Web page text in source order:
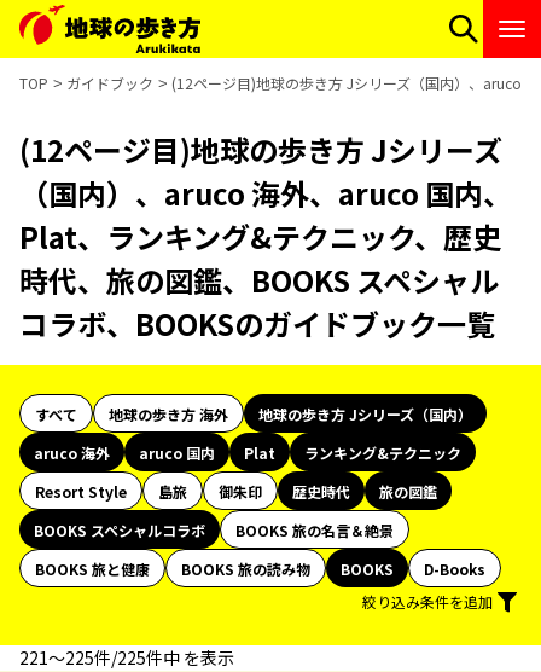
TOP ガイドブック (12ページ目)地球の歩き方 Jシリーズ（国内）、aruco
(12ページ目)地球の歩き方 Jシリーズ
（国内）、aruco 海外、aruco 国内、
Plat、ランキング&テクニック、歴史
時代、旅の図鑑、BOOKS スペシャル
コラボ、BOOKSのガイドブック一覧
すべて 地球の歩き方 海外
地球の歩き方 Jシリーズ（国内）
aruco 海外
aruco 国内 Plat
ランキング&テクニック
Resort Style
島旅 御朱印 歴史時代
旅の図鑑
BOOKS スペシャルコラボ
BOOKS 旅の名言＆絶景
BOOKS 旅と健康
BOOKS 旅の読み物 BOOKS
D-Books
絞り込み条件を追加
221〜225件/225件中 を表示